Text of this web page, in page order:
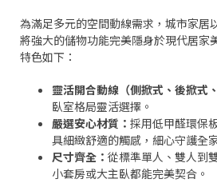
為滿足多元的空間動線需求，城市家居
將強大的儲物功能完美隱身於現代居家
特色如下：
靈活開合動線（側掀式、後掀式
臥室格局靈活選擇。
嚴選安心材質： 採用低甲醛環保
具細緻舒適的觸感，細心守護全
尺寸齊全： 從標準單人、雙人到
小套房或大主臥都能完美契合。